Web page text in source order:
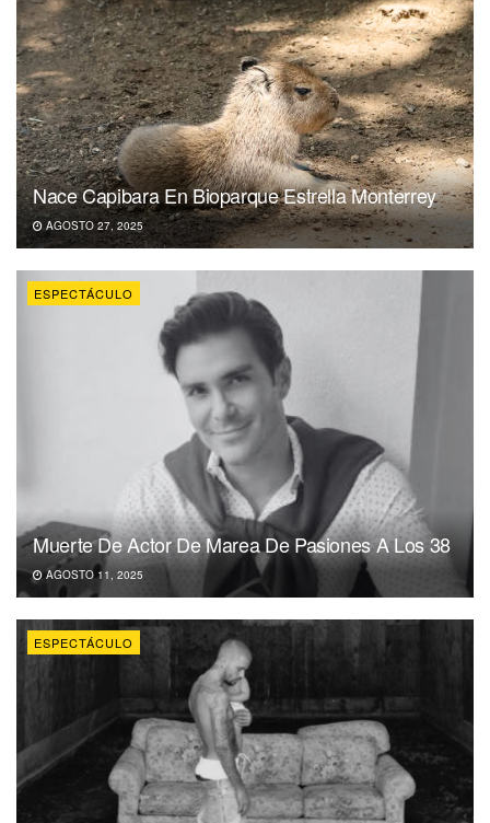
Nace Capibara En Bioparque Estrella Monterrey
AGOSTO 27, 2025
ESPECTÁCULO
Muerte De Actor De Marea De Pasiones A Los 38
AGOSTO 11, 2025
ESPECTÁCULO